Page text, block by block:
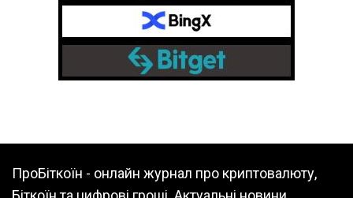
ПроБіткоїн - онлайн журнал про криптовалюту,